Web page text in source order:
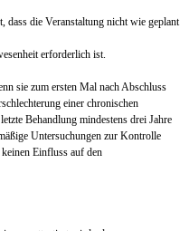
dass die Veranstaltung nicht wie geplant
erforderlich ist.
sie zum ersten Mal nach Abschluss
einer chronischen
Behandlung mindestens drei Jahre
Untersuchungen zur Kontrolle
Einfluss auf den